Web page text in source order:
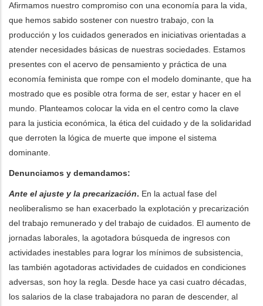
Afirmamos nuestro compromiso con una economía para la vida,
que hemos sabido sostener con nuestro trabajo, con la
producción y los cuidados generados en iniciativas orientadas a
atender necesidades básicas de nuestras sociedades. Estamos
presentes con el acervo de pensamiento y práctica de una
economía feminista que rompe con el modelo dominante, que ha
mostrado que es posible otra forma de ser, estar y hacer en el
mundo. Planteamos colocar la vida en el centro como la clave
para la justicia económica, la ética del cuidado y de la solidaridad
que derroten la lógica de muerte que impone el sistema
dominante.
Denunciamos y demandamos:
Ante el ajuste y la precarización. En la actual fase del
neoliberalismo se han exacerbado la explotación y precarización
del trabajo remunerado y del trabajo de cuidados. El aumento de
jornadas laborales, la agotadora búsqueda de ingresos con
actividades inestables para lograr los mínimos de subsistencia,
las también agotadoras actividades de cuidados en condiciones
adversas, son hoy la regla. Desde hace ya casi cuatro décadas,
los salarios de la clase trabajadora no paran de descender, al